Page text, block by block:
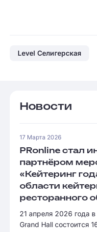
Level Селигерская
Новости
17 Марта 2026
PRonline стал
партнёром
«Кейтеринг
области
ресторанного
21 апреля 2026 года
Grand Hall состоится